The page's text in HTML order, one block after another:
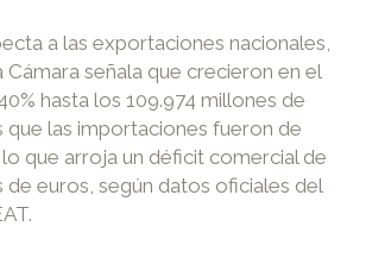
a las exportaciones nacionales,
señala que crecieron en el
hasta los 109.974 millones de
que las importaciones fueron de
que arroja un déficit comercial de
de euros, según datos oficiales del